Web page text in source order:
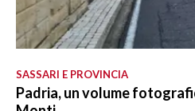
SASSARI E PROVINCIA
Padria, un volume